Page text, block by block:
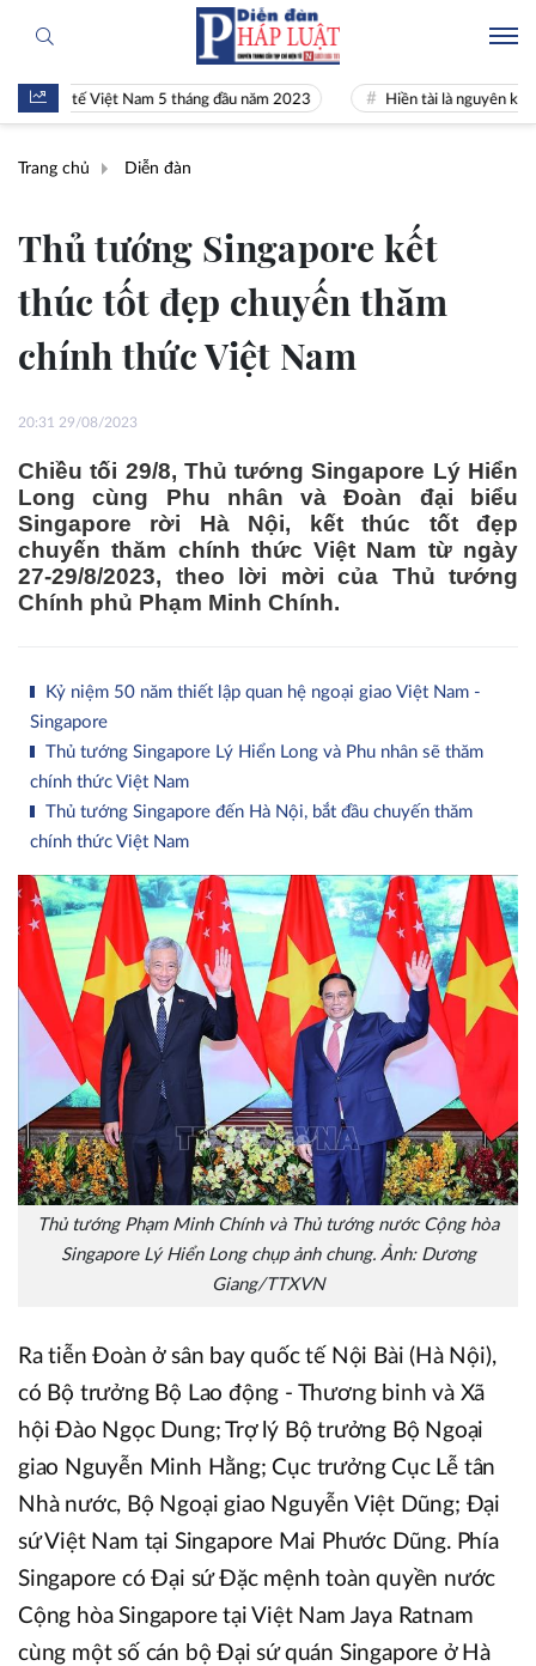
tế Việt Nam 5 tháng đầu năm 2023 Hiền tài là nguyên khí Quốc
Trang chủ Diễn đàn
Thủ tướng Singapore kết
thúc tốt đẹp chuyến thăm
chính thức Việt Nam
20:31 29/08/2023
Chiều tối 29/8, Thủ tướng Singapore Lý Hiển
Long cùng Phu nhân và Đoàn đại biểu
Singapore rời Hà Nội, kết thúc tốt đẹp
chuyến thăm chính thức Việt Nam từ ngày
27-29/8/2023, theo lời mời của Thủ tướng
Chính phủ Phạm Minh Chính.
Kỷ niệm 50 năm thiết lập quan hệ ngoại giao Việt Nam -
Singapore
Thủ tướng Singapore Lý Hiển Long và Phu nhân sẽ thăm
chính thức Việt Nam
Thủ tướng Singapore đến Hà Nội, bắt đầu chuyến thăm
chính thức Việt Nam
Thủ tướng Phạm Minh Chính và Thủ tướng nước Cộng hòa
Singapore Lý Hiển Long chụp ảnh chung. Ảnh: Dương
Giang/TTXVN
Ra tiễn Đoàn ở sân bay quốc tế Nội Bài (Hà Nội),
có Bộ trưởng Bộ Lao động - Thương binh và Xã
hội Đào Ngọc Dung; Trợ lý Bộ trưởng Bộ Ngoại
giao Nguyễn Minh Hằng; Cục trưởng Cục Lễ tân
Nhà nước, Bộ Ngoại giao Nguyễn Việt Dũng; Đại
sứ Việt Nam tại Singapore Mai Phước Dũng. Phía
Singapore có Đại sứ Đặc mệnh toàn quyền nước
Cộng hòa Singapore tại Việt Nam Jaya Ratnam
cùng một số cán bộ Đại sứ quán Singapore ở Hà